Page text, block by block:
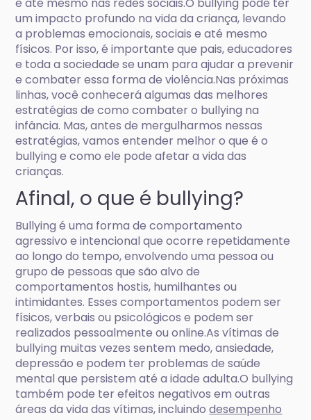
um impacto profundo na vida da criança, levando
a problemas emocionais, sociais e até mesmo
físicos. Por isso, é importante que pais, educadores
e toda a sociedade se unam para ajudar a prevenir
e combater essa forma de violência.Nas próximas
linhas, você conhecerá algumas das melhores
estratégias de como combater o bullying na
infância. Mas, antes de mergulharmos nessas
estratégias, vamos entender melhor o que é o
bullying e como ele pode afetar a vida das
crianças.
Afinal, o que é bullying?
Bullying é uma forma de comportamento
agressivo e intencional que ocorre repetidamente
ao longo do tempo, envolvendo uma pessoa ou
grupo de pessoas que são alvo de
comportamentos hostis, humilhantes ou
intimidantes. Esses comportamentos podem ser
físicos, verbais ou psicológicos e podem ser
realizados pessoalmente ou online.As vítimas de
bullying muitas vezes sentem medo, ansiedade,
depressão e podem ter problemas de saúde
mental que persistem até a idade adulta.O bullying
também pode ter efeitos negativos em outras
áreas da vida das vítimas, incluindodesempenho